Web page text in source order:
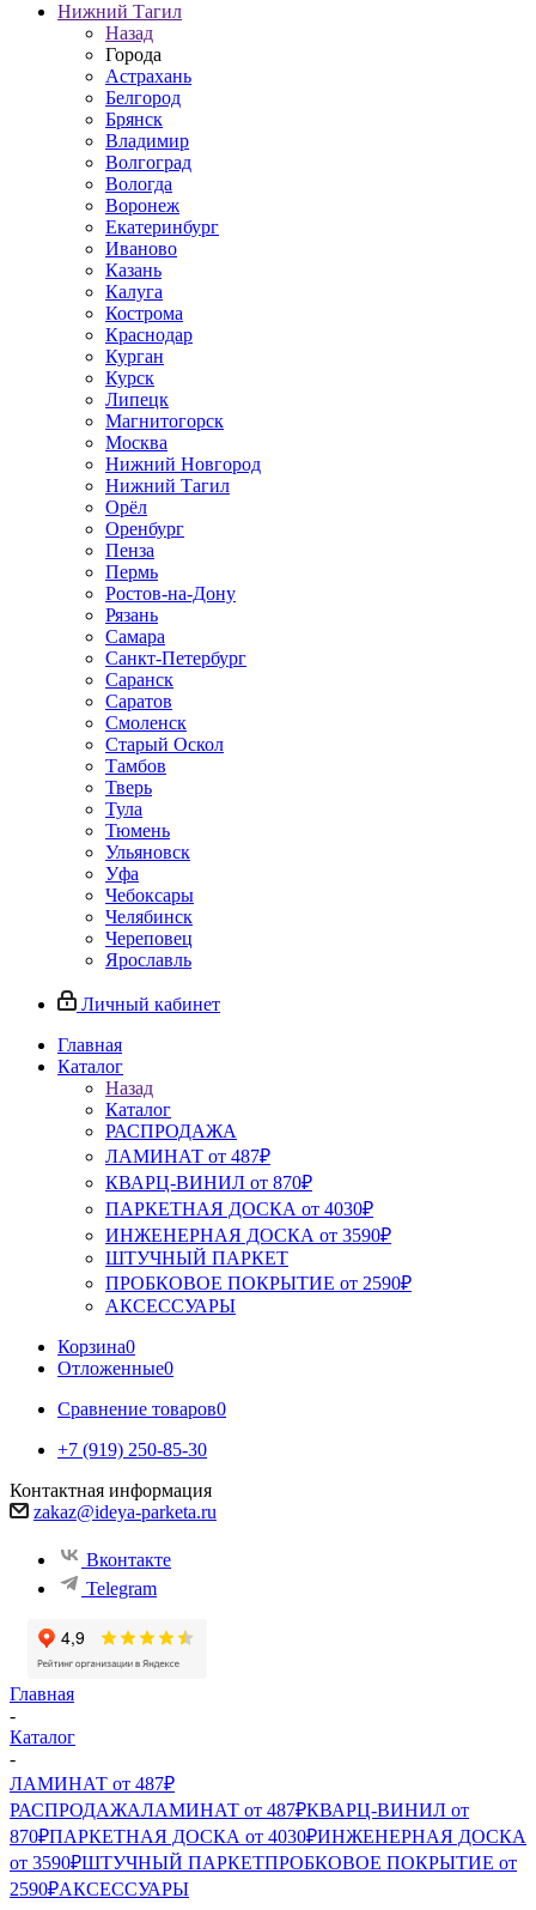
Нижний Тагил
Назад
Города
Астрахань
Белгород
Брянск
Владимир
Волгоград
Вологда
Воронеж
Екатеринбург
Иваново
Казань
Калуга
Кострома
Краснодар
Курган
Курск
Липецк
Магнитогорск
Москва
Нижний Новгород
Нижний Тагил
Орёл
Оренбург
Пенза
Пермь
Ростов‑на‑Дону
Рязань
Самара
Санкт‑Петербург
Саранск
Саратов
Смоленск
Старый Оскол
Тамбов
Тверь
Тула
Тюмень
Ульяновск
Уфа
Чебоксары
Челябинск
Череповец
Ярославль
Личный кабинет
Главная
Каталог
Назад
Каталог
РАСПРОДАЖА
ЛАМИНАТ от 487₽
КВАРЦ-ВИНИЛ от 870₽
ПАРКЕТНАЯ ДОСКА от 4030₽
ИНЖЕНЕРНАЯ ДОСКА от 3590₽
ШТУЧНЫЙ ПАРКЕТ
ПРОБКОВОЕ ПОКРЫТИЕ от 2590₽
АКСЕССУАРЫ
Корзина0
Отложенные0
Сравнение товаров0
+7 (919) 250-85-30
Контактная информация
zakaz@ideya-parketa.ru
Вконтакте
Telegram
Главная
-
Каталог
-
ЛАМИНАТ от 487₽
РАСПРОДАЖАЛАМИНАТ от 487₽КВАРЦ-ВИНИЛ от
870₽ПАРКЕТНАЯ ДОСКА от 4030₽ИНЖЕНЕРНАЯ ДОСКА
от 3590₽ШТУЧНЫЙ ПАРКЕТПРОБКОВОЕ ПОКРЫТИЕ от
2590₽АКСЕССУАРЫ